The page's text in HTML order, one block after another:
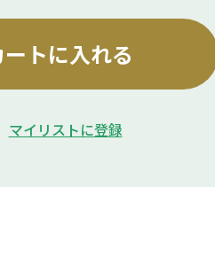
ートに入れる
マイリストに登録